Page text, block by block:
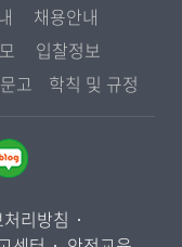
지역대학
대학
지역대학
대학
대학
대학
상담
화본부
육성사업
채용안내
입찰정보
고 학칙 및 규정
리방침